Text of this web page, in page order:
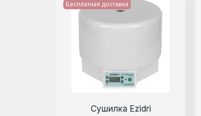
Бесплатная доставка
Сушилка Ezidri